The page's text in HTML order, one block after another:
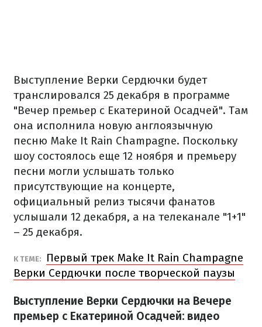
Выступление Верки Сердючки будет
транслировался 25 декабря в программе
"Вечер премьер с Екатериной Осадчей". Там
она исполнила новую англоязычную
песню Make It Rain Champagne. Поскольку
шоу состоялось еще 12 ноября и премьеру
песни могли услышать только
присутствующие на концерте,
официальный релиз тысячи фанатов
услышали 12 декабря, а на телеканале "1+1"
– 25 декабря.
К ТЕМЕ:
Первый трек Make It Rain Champagne
Верки Сердючки после творческой паузы
Выступление Верки Сердючки на Вечере
премьер с Екатериной Осадчей: видео